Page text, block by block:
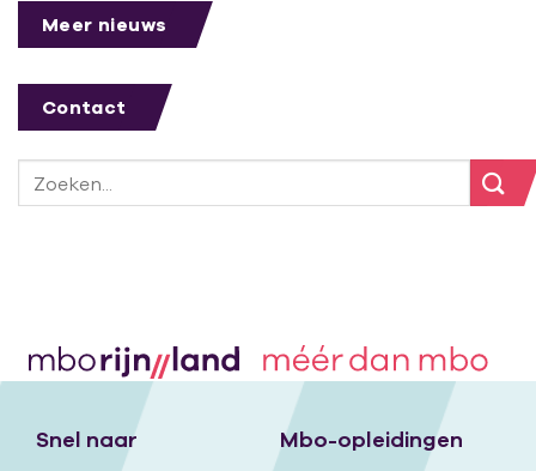
Meer nieuws
Contact
Snel naar Mbo-opleidingen